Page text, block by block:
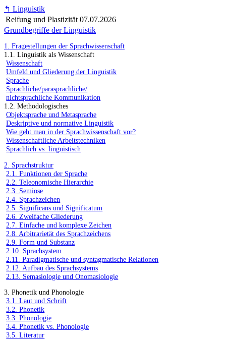
↰ Linguistik
Reifung und Plastizität 07.07.2026
Grundbegriffe der Linguistik
1. Fragestellungen der Sprachwissenschaft
1.1. Linguistik als Wissenschaft
Wissenschaft
Umfeld und Gliederung der Linguistik
Sprache
Sprachliche/parasprachliche/
nichtsprachliche Kommunikation
1.2. Methodologisches
Objektsprache und Metasprache
Deskriptive und normative Linguistik
Wie geht man in der Sprachwissenschaft vor?
Wissenschaftliche Arbeitstechniken
Sprachlich vs. linguistisch
2. Sprachstruktur
2.1. Funktionen der Sprache
2.2. Teleonomische Hierarchie
2.3. Semiose
2.4. Sprachzeichen
2.5. Significans und Significatum
2.6. Zweifache Gliederung
2.7. Einfache und komplexe Zeichen
2.8. Arbitrarietät des Sprachzeichens
2.9. Form und Substanz
2.10. Sprachsystem
2.11. Paradigmatische und syntagmatische Relationen
2.12. Aufbau des Sprachsystems
2.13. Semasiologie und Onomasiologie
3. Phonetik und Phonologie
3.1. Laut und Schrift
3.2. Phonetik
3.3. Phonologie
3.4. Phonetik vs. Phonologie
3.5. Literatur